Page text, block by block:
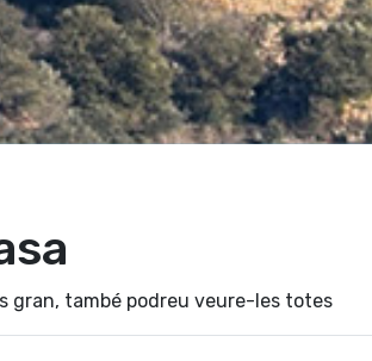
gran, també podreu veure-les totes